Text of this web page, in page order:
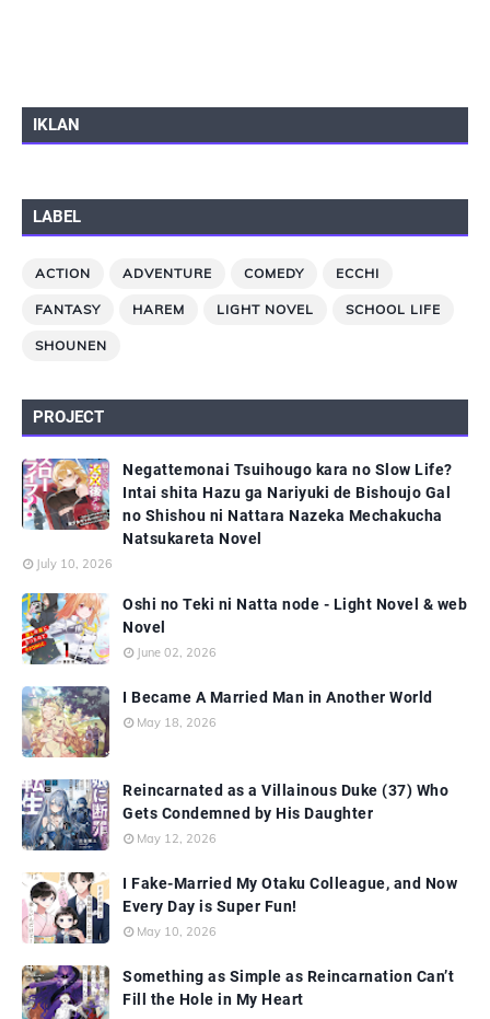
IKLAN
LABEL
ACTION ADVENTURE COMEDY ECCHI
FANTASY HAREM LIGHT NOVEL SCHOOL LIFE
SHOUNEN
PROJECT
Negattemonai Tsuihougo kara no Slow Life?
Intai shita Hazu ga Nariyuki de Bishoujo Gal
no Shishou ni Nattara Nazeka Mechakucha
Natsukareta Novel
July 10, 2026
Oshi no Teki ni Natta node - Light Novel & web
Novel
June 02, 2026
I Became A Married Man in Another World
May 18, 2026
Reincarnated as a Villainous Duke (37) Who
Gets Condemned by His Daughter
May 12, 2026
I Fake-Married My Otaku Colleague, and Now
Every Day is Super Fun!
May 10, 2026
Something as Simple as Reincarnation Can’t
Fill the Hole in My Heart